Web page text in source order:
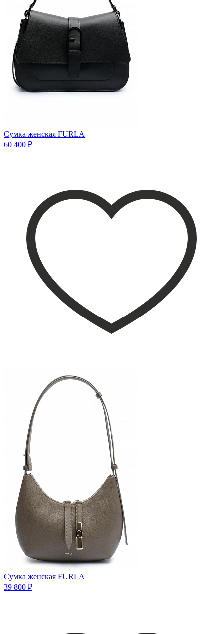
Сумка женская FURLA
60 400 ₽
Сумка женская FURLA
39 800 ₽